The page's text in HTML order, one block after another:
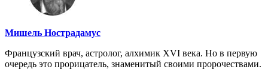
Мишель Нострадамус
Французский врач, астролог, алхимик XVI века. Но в первую
очередь это прорицатель, знаменитый своими пророчествами.